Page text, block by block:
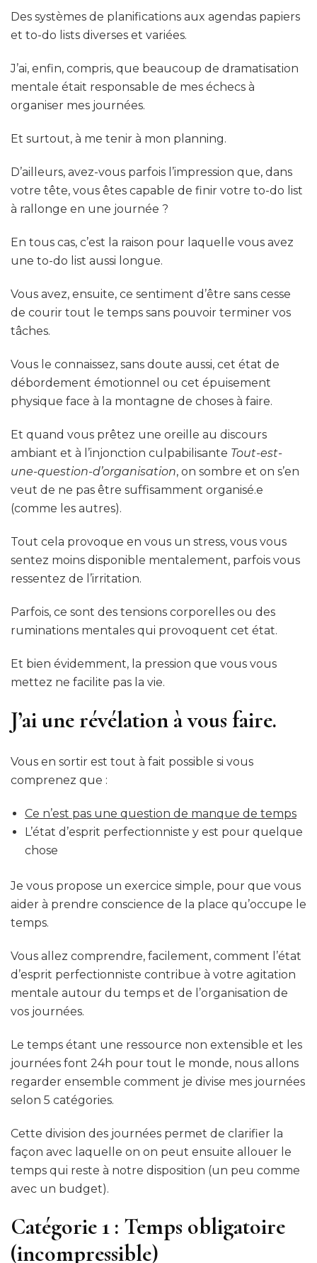
Des systèmes de planifications aux agendas papiers
et to-do lists diverses et variées.
J’ai, enfin, compris, que beaucoup de dramatisation
mentale était responsable de mes échecs à
organiser mes journées.
Et surtout, à me tenir à mon planning.
D’ailleurs, avez-vous parfois l’impression que, dans
votre tête, vous êtes capable de finir votre to-do list
à rallonge en une journée ?
En tous cas, c’est la raison pour laquelle vous avez
une to-do list aussi longue.
Vous avez, ensuite, ce sentiment d’être sans cesse
de courir tout le temps sans pouvoir terminer vos
tâches.
Vous le connaissez, sans doute aussi, cet état de
débordement émotionnel ou cet épuisement
physique face à la montagne de choses à faire.
Et quand vous prêtez une oreille au discours
ambiant et à l’injonction culpabilisante Tout-est-
une-question-d’organisation, on sombre et on s’en
veut de ne pas être suffisamment organisé.e
(comme les autres).
Tout cela provoque en vous un stress, vous vous
sentez moins disponible mentalement, parfois vous
ressentez de l’irritation.
Parfois, ce sont des tensions corporelles ou des
ruminations mentales qui provoquent cet état.
Et bien évidemment, la pression que vous vous
mettez ne facilite pas la vie.
J’ai une révélation à vous faire.
Vous en sortir est tout à fait possible si vous
comprenez que :
Ce n’est pas une question de manque de temps
L’état d’esprit perfectionniste y est pour quelque
chose
Je vous propose un exercice simple, pour que vous
aider à prendre conscience de la place qu’occupe le
temps.
Vous allez comprendre, facilement, comment l’état
d’esprit perfectionniste contribue à votre agitation
mentale autour du temps et de l’organisation de
vos journées.
Le temps étant une ressource non extensible et les
journées font 24h pour tout le monde, nous allons
regarder ensemble comment je divise mes journées
selon 5 catégories.
Cette division des journées permet de clarifier la
façon avec laquelle on on peut ensuite allouer le
temps qui reste à notre disposition (un peu comme
avec un budget).
Catégorie 1 : Temps obligatoire
(incompressible)